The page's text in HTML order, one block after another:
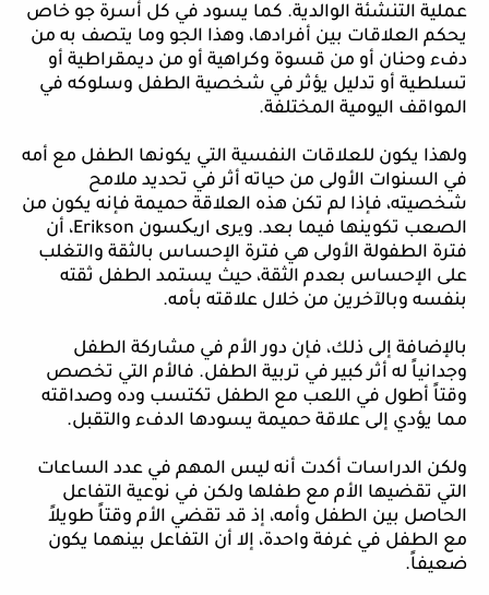
عملية التنشئة الوالدية. كما يسود في كل أسرة جو خاص
يحكم العلاقات بين أفرادها، وهذا الجو وما يتصف به من
دفء وحنان أو من قسوة وكراهية أو من ديمقراطية أو
تسلطية أو تدليل يؤثر في شخصية الطفل وسلوكه في
المواقف اليومية المختلفة.
ولهذا يكون للعلاقات النفسية التي يكونها الطفل مع أمه
في السنوات الأولى من حياته أثر في تحديد ملامح
شخصيته، فإذا لم تكن هذه العلاقة حميمة فإنه يكون من
الصعب تكوينها فيما بعد. ویری اریکسون Erikson، أن
فترة الطفولة الأولى هي فترة الإحساس بالثقة والتغلب
على الإحساس بعدم الثقة، حيث يستمد الطفل ثقته
بنفسه وبالآخرين من خلال علاقته بأمه.
بالإضافة إلى ذلك، فإن دور الأم في مشاركة الطفل
وجدانياً له أثر كبير في تربية الطفل. فالأم التي تخصص
وقتاً أطول في اللعب مع الطفل تكتسب وده وصداقته
مما يؤدي إلى علاقة حميمة يسودها الدفء والتقبل.
ولكن الدراسات أكدت أنه ليس المهم في عدد الساعات
التي تقضيها الأم مع طفلها ولكن في نوعية التفاعل
الحاصل بين الطفل وأمه، إذ قد تقضي الأم وقتاً طويلاً
مع الطفل في غرفة واحدة، إلا أن التفاعل بينهما يكون
ضعيفاً.